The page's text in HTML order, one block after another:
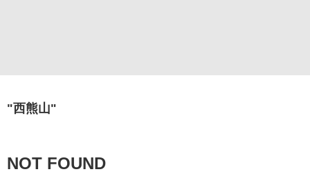
"西熊山"
NOT FOUND